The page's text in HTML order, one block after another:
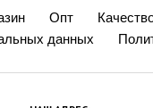
Опт
данных